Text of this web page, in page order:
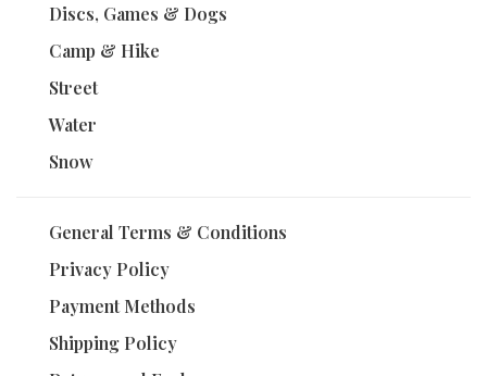
Discs, Games & Dogs
Camp & Hike
Street
Water
Snow
General Terms & Conditions
Privacy Policy
Payment Methods
Shipping Policy